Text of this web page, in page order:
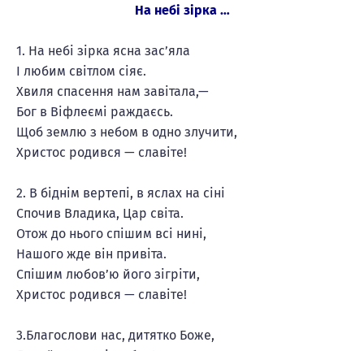
На небі зірка …
1. На небі зірка ясна зас’яла
І любим світлом сіяє.
Хвиля спасення нам завітала,—
Бог в Віфлеємі раждаєсь.
Щоб землю з небом в одно злучити,
Христос родився — славіте!
2. В біднім вертепі, в яслах на сіні
Спочив Владика, Цар світа.
Отож до нього спішим всі нині,
Нашого жде він привіта.
Спішим любов’ю його зігріти,
Христос родився — славіте!
3.Благослови нас, дитятко Боже,